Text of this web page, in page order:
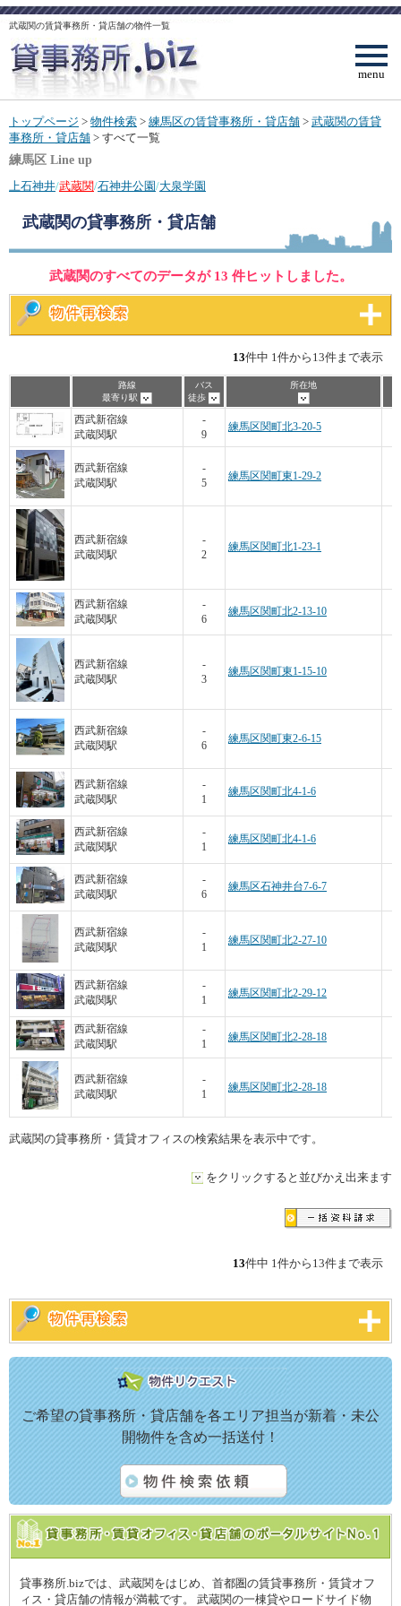
武蔵関の賃貸事務所・貸店舗の物件一覧
menu
トップページ > 物件検索 > 練馬区の賃貸事務所・貸店舗 > 武蔵関の賃貸
事務所・貸店舗 > すべて一覧
練馬区 Line up
上石神井/武蔵関/石神井公園/大泉学園
武蔵関の貸事務所・貸店舗
武蔵関のすべてのデータが 13 件ヒットしました。
13件中 1件から13件まで表示
をクリックすると並びかえ出来ます
路線
最寄り駅
バス
徒歩
所在地
西武新宿線
武蔵関駅
-
9
練馬区関町北3-20-5
西武新宿線
武蔵関駅
-
5
練馬区関町東1-29-2
西武新宿線
武蔵関駅
-
2
練馬区関町北1-23-1
西武新宿線
武蔵関駅
-
6
練馬区関町北2-13-10
西武新宿線
武蔵関駅
-
3
練馬区関町東1-15-10
西武新宿線
武蔵関駅
-
6
練馬区関町東2-6-15
西武新宿線
武蔵関駅
-
1
練馬区関町北4-1-6
西武新宿線
武蔵関駅
-
1
練馬区関町北4-1-6
西武新宿線
武蔵関駅
-
6
練馬区石神井台7-6-7
西武新宿線
武蔵関駅
-
1
練馬区関町北2-27-10
西武新宿線
武蔵関駅
-
1
練馬区関町北2-29-12
西武新宿線
武蔵関駅
-
1
練馬区関町北2-28-18
西武新宿線
武蔵関駅
-
1
練馬区関町北2-28-18
武蔵関の貸事務所・賃貸オフィスの検索結果を表示中です。
13件中 1件から13件まで表示
ご希望の貸事務所・貸店舗を各エリア担当が新着・未公
開物件を含め一括送付！
貸事務所.bizでは、武蔵関をはじめ、首都圏の賃貸事務所・賃貸オフ
ィス・貸店舗の情報が満載です。 武蔵関の一棟貸やロードサイド物